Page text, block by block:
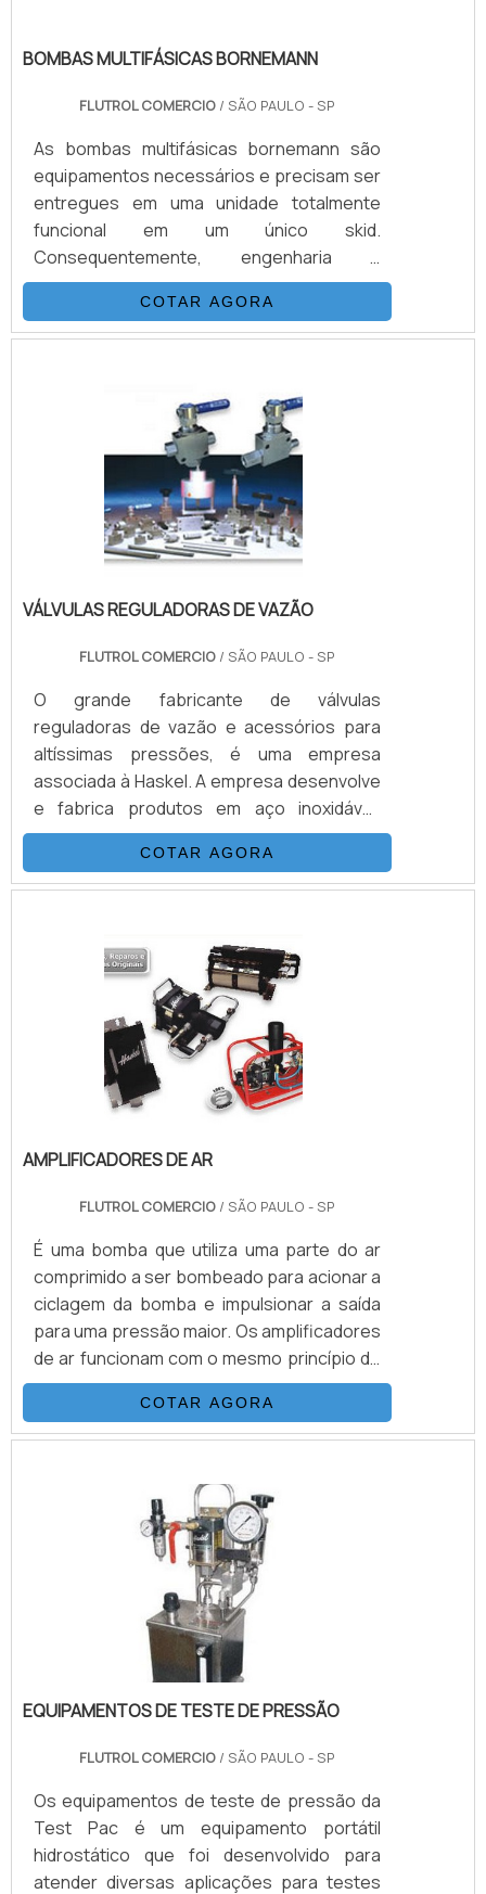
BOMBAS MULTIFÁSICAS BORNEMANN
FLUTROL COMERCIO / SÃO PAULO - SP
As bombas multifásicas bornemann são
equipamentos necessários e precisam ser
entregues em uma unidade totalmente
funcional em um único skid.
Consequentemente, engenharia e
construção são diretas e muito mais
rápidas. Os selos mecânicos utilizados,
aprovados em centenas de aplicações ao
unidades garantem o atendimento às mais
severas normas ambientais. O desenho
compacto das unidades permite ainda a
redução do espaço requerido para
instalação, resultando em .
COTAR AGORA
VÁLVULAS REGULADORAS DE VAZÃO
FLUTROL COMERCIO / SÃO PAULO - SP
O grande fabricante de válvulas
reguladoras de vazão e acessórios para
altíssimas pressões, é uma empresa
associada à Haskel. A empresa desenvolve
e fabrica produtos em aço inoxidável,
monel e hasteloy, seus principais ítens são
Válvulas Esfera, Agulha, Retenção, Tubos
Conexões e Niple. Também fornece
atuadas e conexões. Suas principais
aplicações são sistemas hidráulicos,
equipamentos e sistemas para gases e
aplicações para Sub-Sea.VANTAGENS QUE
NORMALMEN.
COTAR AGORA
AMPLIFICADORES DE AR
FLUTROL COMERCIO / SÃO PAULO - SP
É uma bomba que utiliza uma parte do ar
comprimido a ser bombeado para acionar a
ciclagem da bomba e impulsionar a saída
para uma pressão maior. Os amplificadores
de ar funcionam com o mesmo princípio de
operação que as bombas e os
boosters.Multiplicando as pressões
através da relação área de pistões. O
possuem o processo de sopro de
embalagens PET, como, por exemplo,
indústrias alimentícias, químicas, de
cosméticos, entre muitas outras.
Conhecido comume.
COTAR AGORA
EQUIPAMENTOS DE TESTE DE PRESSÃO
FLUTROL COMERCIO / SÃO PAULO - SP
Os equipamentos de teste de pressão da
Test Pac é um equipamento portátil
hidrostático que foi desenvolvido para
atender diversas aplicações para testes